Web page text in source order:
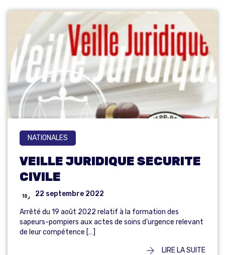
NATIONALES
VEILLE JURIDIQUE SECURITE
CIVILE
22 septembre 2022
Arrêté du 19 août 2022 relatif à la formation des
sapeurs-pompiers aux actes de soins d’urgence relevant
de leur compétence […]
LIRE LA SUITE